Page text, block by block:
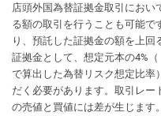
店頭外国為替証拠金取引にお
る額の取引を行うことも可能で
り、預託した証拠金の額を上回
証拠金として、想定元本の4%
で算出した為替リスク想定比率
だく必要があります。取引レー
の売値と買値には差が生じます